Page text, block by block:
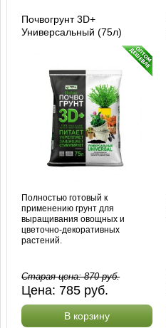
Почвогрунт 3D+
Универсальный (75л)
Полностью готовый к
применению грунт для
выращивания овощных и
цветочно-декоративных
растений.
Старая цена:870руб.
Цена: 785 руб.
В корзину